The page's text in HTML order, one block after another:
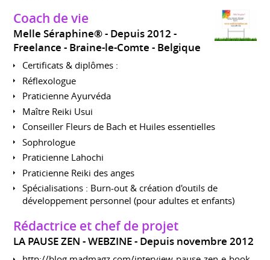
Coach de vie
Melle Séraphine®
Depuis 2012
Freelance
Braine-le-Comte Belgique
Certificats & diplômes :
Réflexologue
Praticienne Ayurvéda
Maître Reiki Usui
Conseiller Fleurs de Bach et Huiles essentielles
Sophrologue
Praticienne Lahochi
Praticienne Reiki des anges
Spécialisations : Burn-out & création d'outils de
développement personnel (pour adultes et enfants)
Rédactrice et chef de projet
LA PAUSE ZEN - WEBZINE Depuis novembre 2012